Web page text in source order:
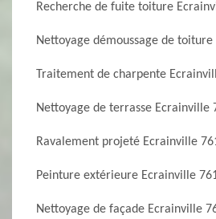
Recherche de fuite toiture
Nettoyage démoussage de
Traitement de charpente
Nettoyage de terrasse Ecrainville
Ravalement projeté Ecrainville
Peinture extérieure Ecrainville
Nettoyage de façade Ecrainville